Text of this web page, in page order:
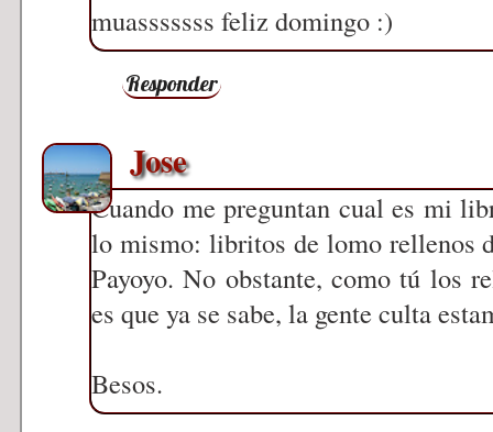
muasssssss feliz domingo :)
Responder
Jose
Cuando me preguntan cual es mi
lo mismo: libritos de lomo rellenos
Payoyo. No obstante, como tú los
es que ya se sabe, la gente culta
Besos.